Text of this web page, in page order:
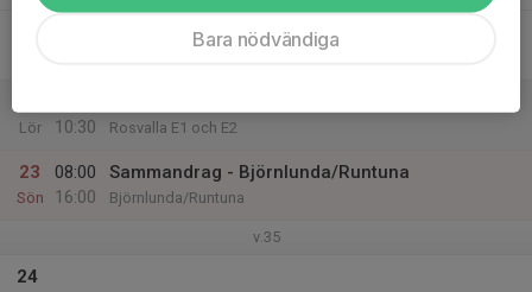
Lör
10:30
Rosvalla E1 och E2
23
Sön
08:00
16:00
Sammandrag - Björnlunda/Runtuna
Björnlunda/Runtuna
v.35
24
Bara nödvändiga